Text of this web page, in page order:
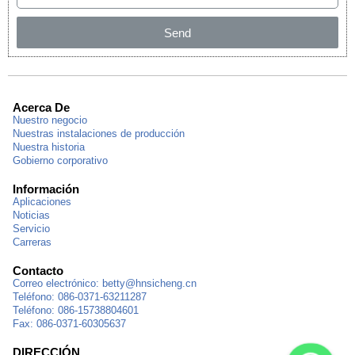
Send
Acerca De
Nuestro negocio
Nuestras instalaciones de producción
Nuestra historia
Gobierno corporativo
Información
Aplicaciones
Noticias
Servicio
Carreras
Contacto
Correo electrónico: betty@hnsicheng.cn
Teléfono: 086-0371-63211287
Teléfono: 086-15738804601
Fax: 086-0371-60305637
DIRECCIÓN